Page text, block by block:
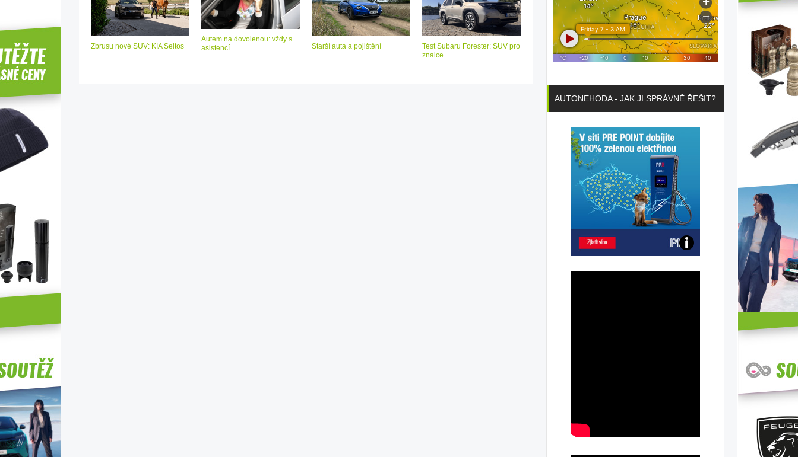
Zbrusu nové SUV: KIA Seltos
Autem na dovolenou: vždy s
asistencí
Starší auta a pojištění
Test Subaru Forester: SUV pro
znalce
AUTONEHODA - JAK JI SPRÁVNĚ ŘEŠIT?
Poznejte